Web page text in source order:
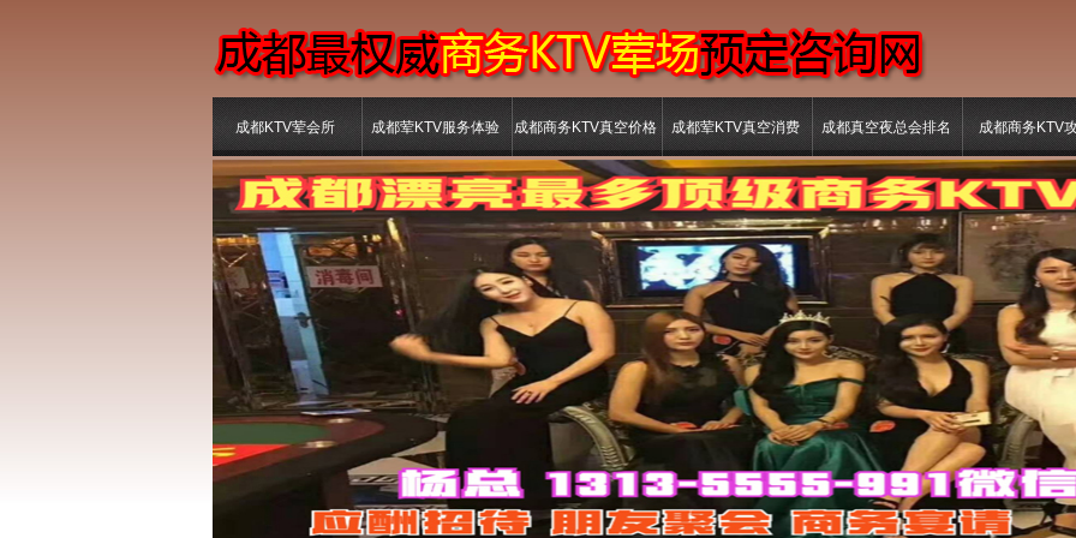
成都KTV荤会所 成都荤KTV服务体验 成都商务KTV真空价格 成都荤KTV真空消费 成都真空夜总会排名 成都商务KTV